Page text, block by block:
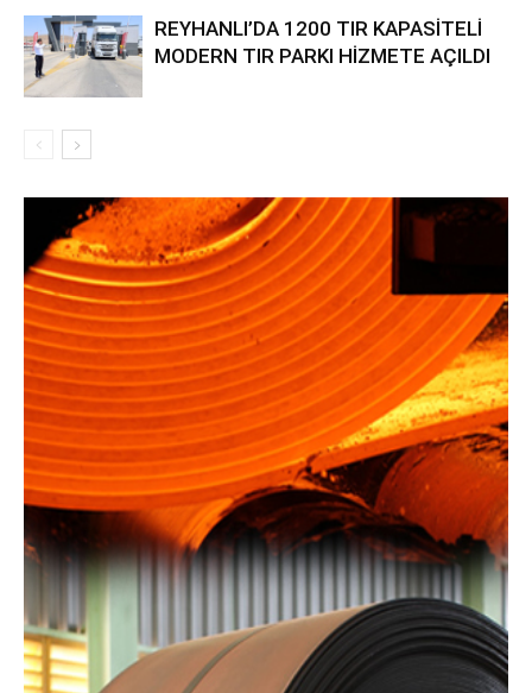
REYHANLI’DA 1200 TIR KAPASİTELİ
MODERN TIR PARKI HİZMETE AÇILDI